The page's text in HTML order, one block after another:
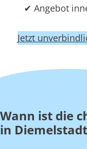
✔ Angebot
Jetzt
Wann ist die
in